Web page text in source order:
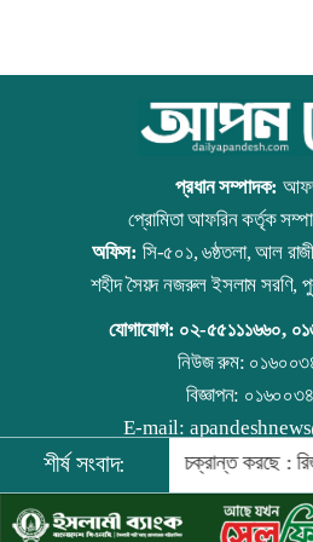
প্রধান সম্পাদক:
প্রোমিতা আফরিন কর্তৃক
অফিস: সি-৫০১, ৬ষ্ঠতলা, আল
শহীদ সৈয়দ নজরুল ইসলাম সরণি,
যোগাযোগ: ০২-৫৫১১১৬৬০,
নিউজ রুম:
বিজ্ঞাপন:
E-mail:
শীর্ষ সংবাদ:
দেশের বিরুদ্ধে একটি দল চক্রান্ত করছে :